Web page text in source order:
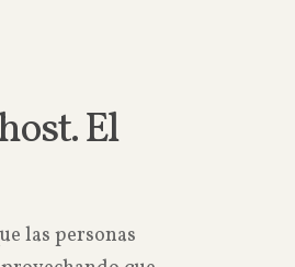
El
las personas